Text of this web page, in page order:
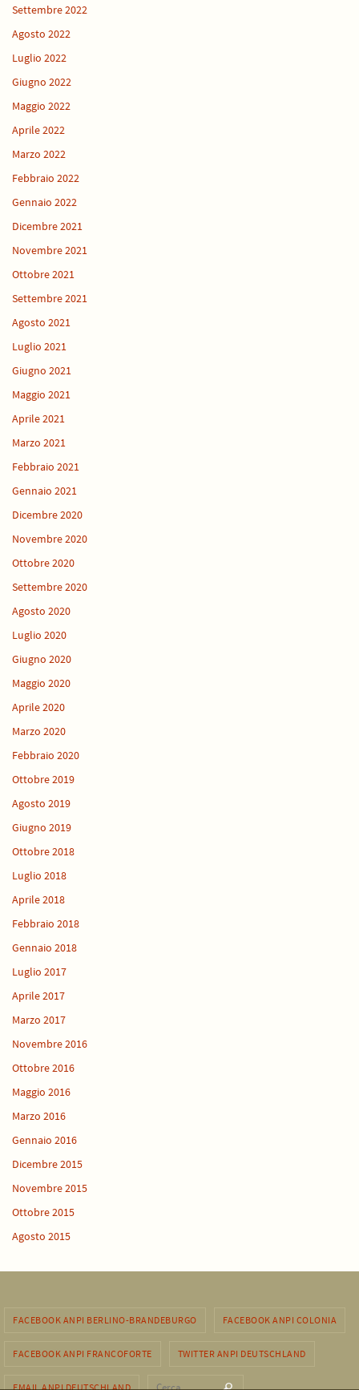
Settembre 2022
Agosto 2022
Luglio 2022
Giugno 2022
Maggio 2022
Aprile 2022
Marzo 2022
Febbraio 2022
Gennaio 2022
Dicembre 2021
Novembre 2021
Ottobre 2021
Settembre 2021
Agosto 2021
Luglio 2021
Giugno 2021
Maggio 2021
Aprile 2021
Marzo 2021
Febbraio 2021
Gennaio 2021
Dicembre 2020
Novembre 2020
Ottobre 2020
Settembre 2020
Agosto 2020
Luglio 2020
Giugno 2020
Maggio 2020
Aprile 2020
Marzo 2020
Febbraio 2020
Ottobre 2019
Agosto 2019
Giugno 2019
Ottobre 2018
Luglio 2018
Aprile 2018
Febbraio 2018
Gennaio 2018
Luglio 2017
Aprile 2017
Marzo 2017
Novembre 2016
Ottobre 2016
Maggio 2016
Marzo 2016
Gennaio 2016
Dicembre 2015
Novembre 2015
Ottobre 2015
Agosto 2015
FACEBOOK ANPI BERLINO-BRANDEBURGO FACEBOOK ANPI COLONIA
FACEBOOK ANPI FRANCOFORTE TWITTER ANPI DEUTSCHLAND
EMAIL ANPI DEUTSCHLAND Cerca per:
Cerca